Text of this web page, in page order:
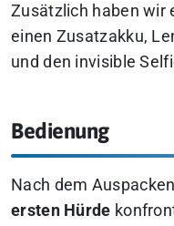
Zusätzlich haben wir
einen Zusatzakku,
und den invisible
Bedienung
Nach dem
ersten Hürde